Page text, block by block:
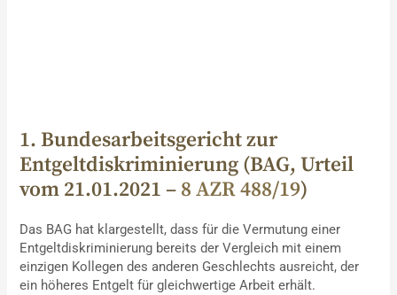
1. Bundesarbeitsgericht zur
Entgeltdiskriminierung (BAG, Urteil
vom 21.01.2021 – 8 AZR 488/19)
Das BAG hat klargestellt, dass für die Vermutung einer
Entgeltdiskriminierung bereits der Vergleich mit einem
einzigen Kollegen des anderen Geschlechts ausreicht, der
ein höheres Entgelt für gleichwertige Arbeit erhält.